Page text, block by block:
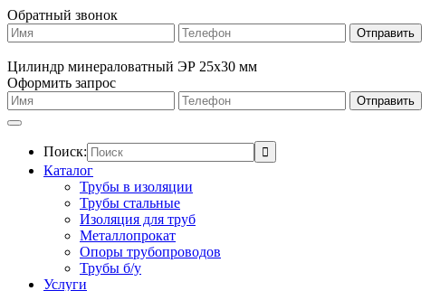
Обратный звонок
Цилиндр минераловатный ЭР 25х30 мм
Оформить запрос
Поиск:
Каталог
Трубы в изоляции
Трубы стальные
Изоляция для труб
Металлопрокат
Опоры трубопроводов
Трубы б/у
Услуги